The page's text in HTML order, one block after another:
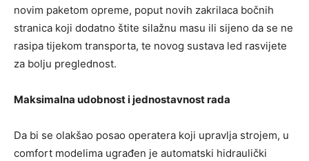
novim paketom opreme, poput novih zakrilaca bočnih
stranica koji dodatno štite silažnu masu ili sijeno da se ne
rasipa tijekom transporta, te novog sustava led rasvijete
za bolju preglednost.
Maksimalna udobnost i jednostavnost rada
Da bi se olakšao posao operatera koji upravlja strojem, u
comfort modelima ugrađen je automatski hidraulički